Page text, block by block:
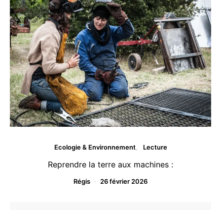
Ecologie & Environnement Lecture
Reprendre la terre aux machines :
Régis 26 février 2026